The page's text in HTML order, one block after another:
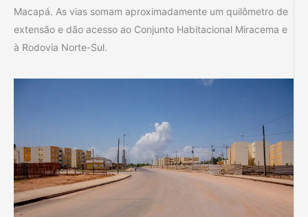
Macapá. As vias somam aproximadamente um quilômetro de
extensão e dão acesso ao Conjunto Habitacional Miracema e
à Rodovia Norte-Sul.